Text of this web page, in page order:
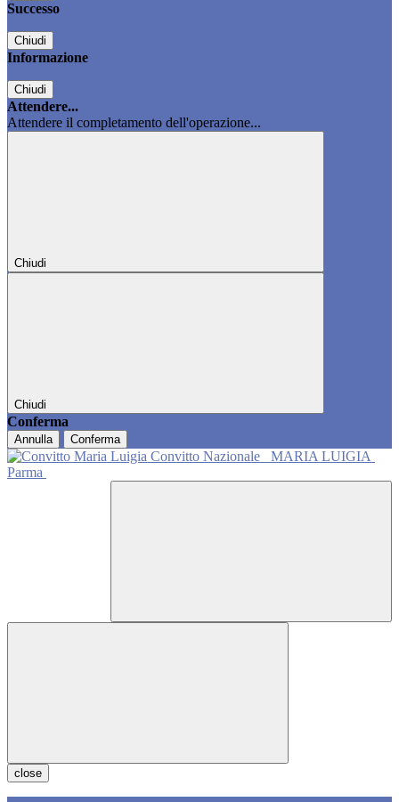
Successo
Chiudi
Informazione
Chiudi
Attendere...
Attendere il completamento dell'operazione...
Chiudi
Chiudi
Conferma
Annulla Conferma
Convitto Nazionale
MARIA LUIGIA
Parma
close